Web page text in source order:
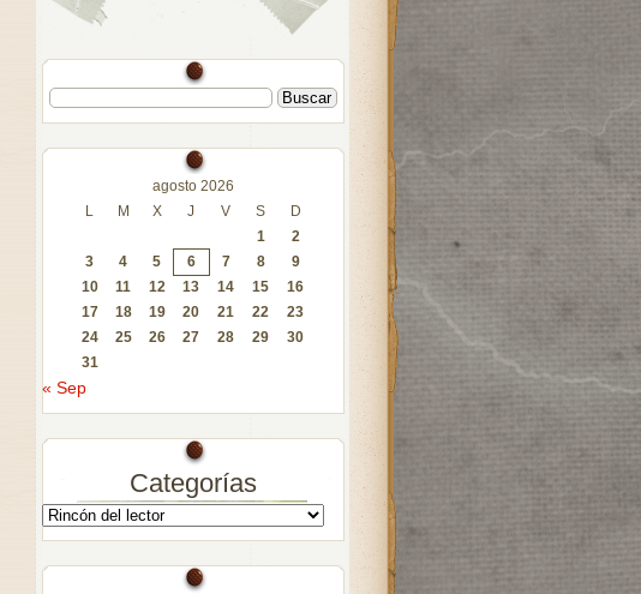
agosto 2026
L
M X J V S
D
1
2
3
4 5 6 7 8
9
10
11 12 13 14 15
16
17
18 19 20 21 22
23
24
25 26 27 28 29
30
31
« Sep
Categorías